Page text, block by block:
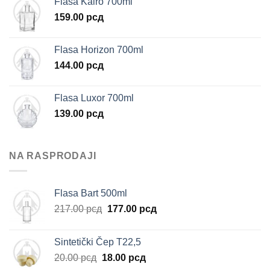
159.00 рсд
Flasa Horizon 700ml
144.00 рсд
Flasa Luxor 700ml
139.00 рсд
NA RASPRODAJI
Flasa Bart 500ml
217.00рсд Originalna
bila:
217.00 рсд.
177.00 рсдTrenutna
Sintetički Čep T22,5
20.00рсд Originalna
18.00 рсдTrenutna